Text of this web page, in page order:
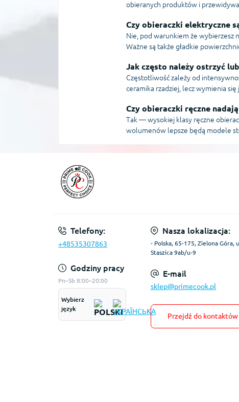
obieranych produktów i
Czy obieraczki elektryczne
Nie, pod warunkiem że wybierzesz
Ważne są także gładkie
Jak często należy ostrzyć
Częstotliwość zależy od
ceramika rzadziej, lecz wymienia
Czy obieraczki ręczne
Tak — wysokiej klasy ręczne
wolumenów lepsze będą modele
Telefony:
+48535307863
Godziny pracy
Pn–Sb 8:00–20:00
Wybierz
język
Nasza lokalizacja:
- Polska, 65-175, Zielona Góra,
Staszica 9ab/u-9
E-mail
sklep@primecook.pl
Przejdź do kontaktów